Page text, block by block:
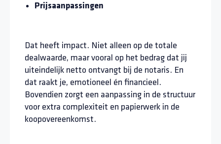
Prijsaanpassingen
Dat heeft impact. Niet alleen op de totale
dealwaarde, maar vooral op het bedrag dat jij
uiteindelijk netto ontvangt bij de notaris. En
dat raakt je, emotioneel én financieel.
Bovendien zorgt een aanpassing in de structuur
voor extra complexiteit en papierwerk in de
koopovereenkomst.